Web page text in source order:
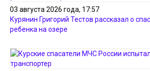
03 августа 2026 года, 17:57
Курянин Григорий Тестов рассказал о
ребенка на озере